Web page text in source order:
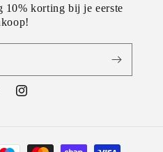
10% korting bij je eerste
Instagram